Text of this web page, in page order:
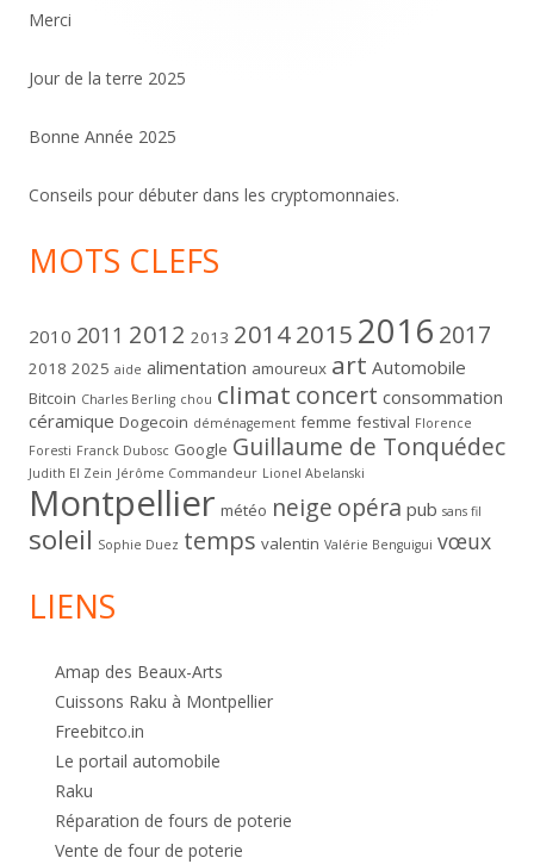
Merci
Jour de la terre 2025
Bonne Année 2025
Conseils pour débuter dans les cryptomonnaies.
MOTS CLEFS
2010 2011 2012 2013 20142015 2016 2017
2018 2025 aide alimentation amoureux art Automobile
Bitcoin Charles Berling chou climat concert consommation
céramique Dogecoin déménagement femme festival Florence
Foresti Franck Dubosc Google Guillaume de Tonquédec
Judith El Zein Jérôme Commandeur Lionel Abelanski
Montpellier météo neige opéra pub sans fil
soleil Sophie Duez temps valentin Valérie Benguigui vœux
LIENS
Amap des Beaux-Arts
Cuissons Raku à Montpellier
Freebitco.in
Le portail automobile
Raku
Réparation de fours de poterie
Vente de four de poterie